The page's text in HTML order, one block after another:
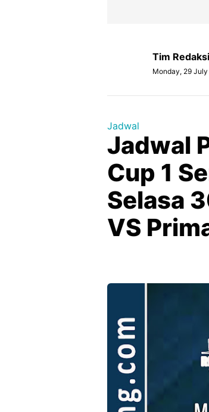
Tim
Monday, 29
Jadwal
Jadwal
Cup 1
Selasa
VS